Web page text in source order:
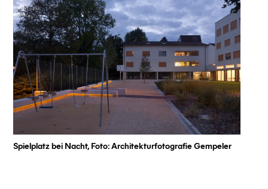
Spielplatz bei Nacht, Foto: Architekturfotografie Gempeler